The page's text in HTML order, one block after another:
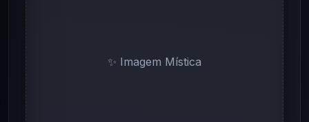
✨ Imagem Mística